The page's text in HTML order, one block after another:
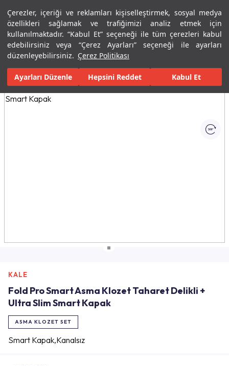
Çerezler, içeriği ve reklamları kişiselleştirmek, sosyal medya
özellikleri sağlamak ve trafiğimizi analiz etmek için
kullanılmaktadır. “Kabul Et” seçeneği ile tüm çerezleri kabul
edebilirsiniz veya “Çerez Ayarları” seçeneği ile ayarları
düzenleyebilirsiniz. Çerez Politikası
Ayarları Düzenle Hepsini Reddet Kabul Et
Menü Menü
Ana Sayfa Banyolar Seramik Banyo Ürünleri Klozetler
Tüm Görseller(1)
KALE
Fold Pro Smart Asma Klozet Taharet Delikli +
Ultra Slim Smart Kapak
ASMA KLOZET SET
Smart Kapak,Kanalsız